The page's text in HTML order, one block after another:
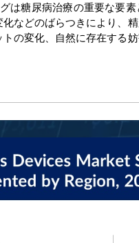
は糖尿病治療の重要な要
などのばらつきにより、
の変化、自然に存在する